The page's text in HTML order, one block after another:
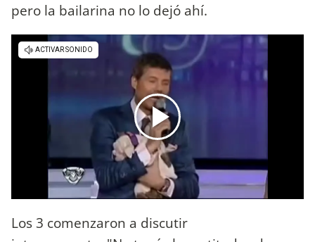
pero la bailarina no lo dejó ahí.
Los 3 comenzaron a discutir